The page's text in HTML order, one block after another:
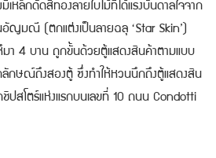
เหล็กดัดสีทองลายใบไม้ที่ได้แรงบันดาลใจจาก
ญมณี (ตกแต่งเป็นลายฉลุ ‘Star Skin’)
มา 4 บาน ถูกขั้นด้วยตู้แสดงสินค้าตามแบบ
กษณ์ถึงสองตู้ ซึ่งทำให้หวนนึกถึงตู้แสดงสิน
ปสโตร์แห่งแรกบนเลขที่ 10 ถนน Condotti